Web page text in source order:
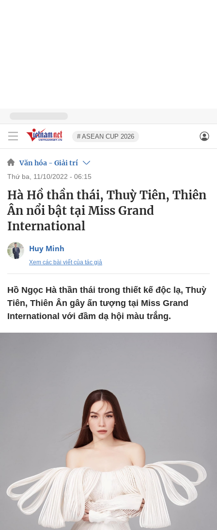
# ASEAN CUP 2026
Văn hóa - Giải trí
thứ ba, 11/10/2022 - 06:15
Hà Hồ thần thái, Thuỳ Tiên, Thiên
Ân nổi bật tại Miss Grand
International
Huy Minh
Xem các bài viết của tác giả
Hồ Ngọc Hà thần thái trong thiết kế độc lạ, Thuỳ
Tiên, Thiên Ân gây ấn tượng tại Miss Grand
International với đầm dạ hội màu trắng.